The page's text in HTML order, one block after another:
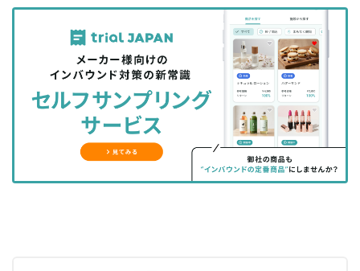
記
を
シ
ェ
る
記
事
を
シ
ェ
ア
す
る
な
ッ
ク
マ
に
記
事
を
購
読
す
る
マ
ガ
登
録
す
る